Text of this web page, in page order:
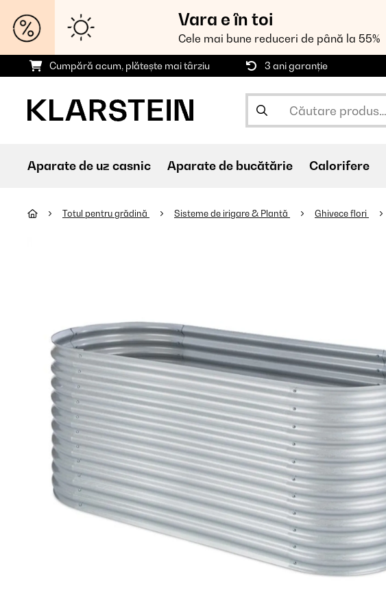
Vara e în toi
Cele mai bune reduceri de până la 55%
Cumpără acum, plătește mai târziu 3 ani garanție
Aparate de uz casnic Aparate de bucătărie Calorifere
Totul pentru grădină Sisteme de irigare & Plantă Ghivece flori